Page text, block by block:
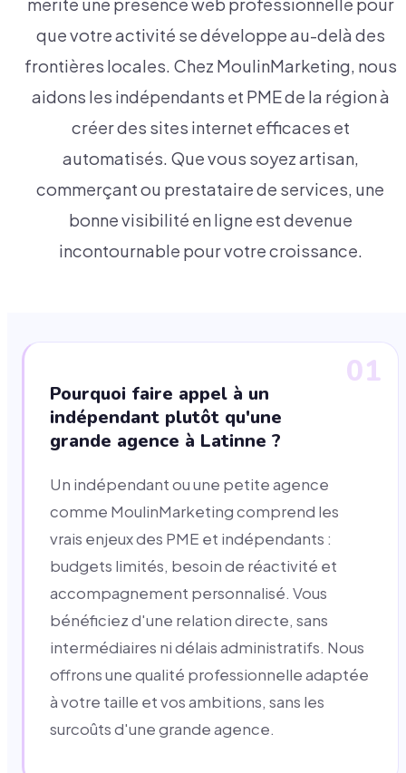
mérite une présence web professionnelle pour
que votre activité se développe au-delà des
frontières locales. Chez MoulinMarketing, nous
aidons les indépendants et PME de la région à
créer des sites internet efficaces et
automatisés. Que vous soyez artisan,
commerçant ou prestataire de services, une
bonne visibilité en ligne est devenue
incontournable pour votre croissance.
01
Pourquoi faire appel à un
indépendant plutôt qu'une
grande agence à Latinne ?
Un indépendant ou une petite agence
comme MoulinMarketing comprend les
vrais enjeux des PME et indépendants :
budgets limités, besoin de réactivité et
accompagnement personnalisé. Vous
bénéficiez d'une relation directe, sans
intermédiaires ni délais administratifs. Nous
offrons une qualité professionnelle adaptée
à votre taille et vos ambitions, sans les
surcoûts d'une grande agence.